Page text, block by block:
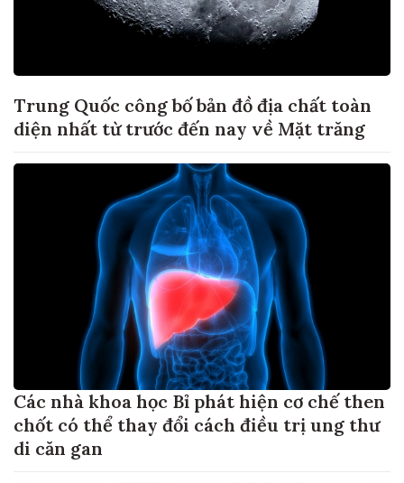
Trung Quốc công bố bản đồ địa chất toàn
diện nhất từ trước đến nay về Mặt trăng
Các nhà khoa học Bỉ phát hiện cơ chế then
chốt có thể thay đổi cách điều trị ung thư
di căn gan